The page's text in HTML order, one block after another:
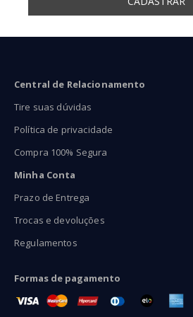
Central de Relacionamento
Tire suas dúvidas
Política de privacidade
Compra 100% Segura
Minha Conta
Prazo de Entrega
Trocas e devoluções
Regulamentos
Formas de pagamento